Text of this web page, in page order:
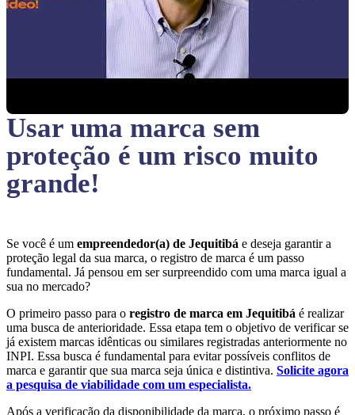
Usar uma marca sem
proteção é um risco muito
grande!
Se você é um empreendedor(a) de Jequitibá e deseja garantir a
proteção legal da sua marca, o registro de marca é um passo
fundamental. Já pensou em ser surpreendido com uma marca igual a
sua no mercado?
O primeiro passo para o registro de marca em Jequitibá é realizar
uma busca de anterioridade. Essa etapa tem o objetivo de verificar se
já existem marcas idênticas ou similares registradas anteriormente no
INPI. Essa busca é fundamental para evitar possíveis conflitos de
marca e garantir que sua marca seja única e distintiva. Solicite agora
a pesquisa de viabilidade com um especialista.
Após a verificação da disponibilidade da marca, o próximo passo é